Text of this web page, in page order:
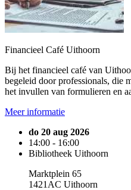
Financieel Café Uithoorn
Bij het financieel café van
begeleid door professionals, die
het invullen van formulieren en
Meer informatie
do 20 aug 2026
14:00 - 16:00
Bibliotheek Uithoorn
Marktplein 65
1421AC Uithoorn